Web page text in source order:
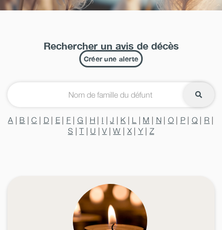
Rechercher un avis de décès
Créer une alerte
A | B |C | D| E| F | G | H | I |J | K | L | M | N| O| P| Q | R |
S |T | U |V|W | X| Y| Z